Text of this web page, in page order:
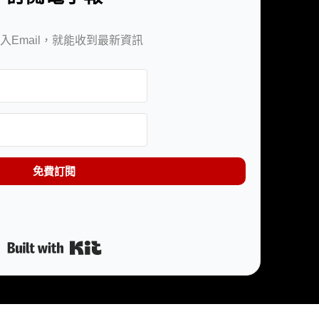
Email，就能收到最新資訊
免費訂閱